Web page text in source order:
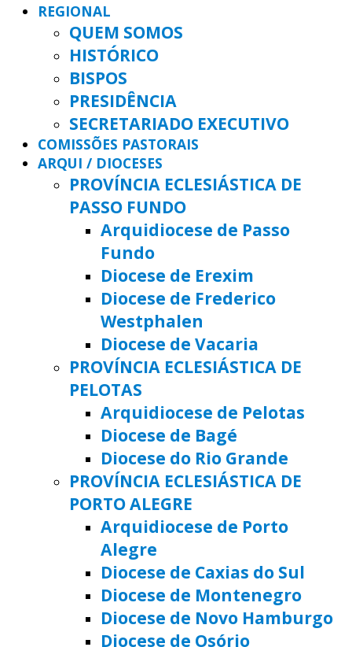
REGIONAL
QUEM SOMOS
HISTÓRICO
BISPOS
PRESIDÊNCIA
SECRETARIADO EXECUTIVO
COMISSÕES PASTORAIS
ARQUI / DIOCESES
PROVÍNCIA ECLESIÁSTICA DE
PASSO FUNDO
Arquidiocese de Passo
Fundo
Diocese de Erexim
Diocese de Frederico
Westphalen
Diocese de Vacaria
PROVÍNCIA ECLESIÁSTICA DE
PELOTAS
Arquidiocese de Pelotas
Diocese de Bagé
Diocese do Rio Grande
PROVÍNCIA ECLESIÁSTICA DE
PORTO ALEGRE
Arquidiocese de Porto
Alegre
Diocese de Caxias do Sul
Diocese de Montenegro
Diocese de Novo Hamburgo
Diocese de Osório